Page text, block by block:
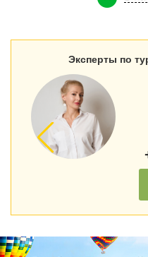
Эксперты по